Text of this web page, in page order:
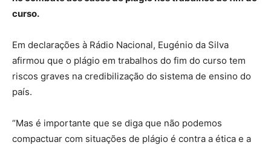
curso.
Em declarações à Rádio Nacional, Eugénio da Silva
afirmou que o plágio em trabalhos do fim do curso tem
riscos graves na credibilização do sistema de ensino do
país.
“Mas é importante que se diga que não podemos
compactuar com situações de plágio é contra a ética e a